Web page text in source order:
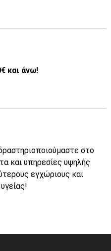
και άνω!
στο
και υπηρεσίες υψηλής
εγχώριους και